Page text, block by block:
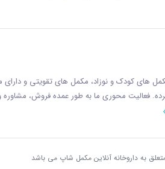
های کودک و نوزاد، مکمل های تقویتی و
خود را آغاز کرده. فعاليت محوری ما به طور عمده فروش،
به داروخانه آنلاین مکمل شاپ می باشد